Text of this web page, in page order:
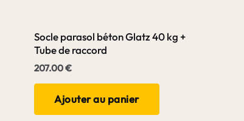
Socle parasol béton Glatz 40 kg +
Tube de raccord
207.00€
Ajouter au panier